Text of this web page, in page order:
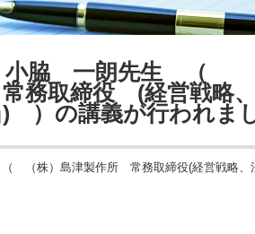
小脇 一朗先生 （
務取締役 (経営戦略、
) ）の講義が行われま
（株）島津製作所 常務取締役(経営戦略、